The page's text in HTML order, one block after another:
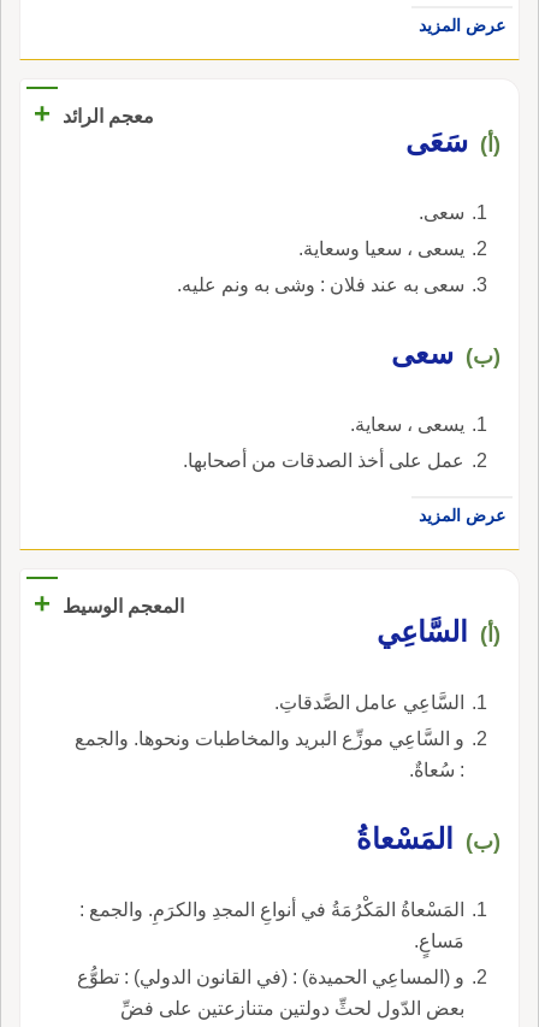
عرض المزيد
معجم الرائد +
(أ) سَعَى
سعى.
يسعى ، سعيا وسعاية.
سعى به عند فلان : وشى به ونم عليه.
(ب) سعى
يسعى ، سعاية.
عمل على أخذ الصدقات من أصحابها.
عرض المزيد
المعجم الوسيط +
(أ) السَّاعِي
السَّاعِي عامل الصَّدقاتِ.
و السَّاعِي موزِّع البريد والمخاطبات ونحوها. والجمع
: سُعاةٌ.
(ب) المَسْعاةُ
المَسْعاةُ المَكْرُمَةُ في أنواعِ المجدِ والكرَمِ. والجمع :
مَساعٍ.
و (المساعِي الحميدة) : (في القانون الدولي) : تطوُّع
بعض الدّول لحثِّ دولتين متنازعتين على فضِّ